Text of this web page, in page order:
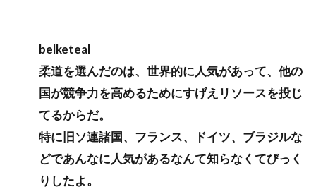
belketeal
柔道を選んだのは、世界的に人気があって、他の
国が競争力を高めるためにすげえリソースを投じ
てるからだ。
特に旧ソ連諸国、フランス、ドイツ、ブラジルな
どであんなに人気があるなんて知らなくてびっく
りしたよ。